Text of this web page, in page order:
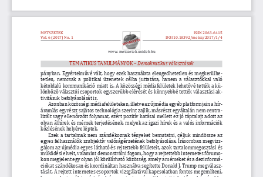
METSZETEK
Vol. 6 (2017) No. 1
ISSN 2063-6415
DOI10.18392/metsz/2017/1/4
www. metszetek.unideb.hu
TEMATIKUS TANULMÁNYOK – Demokratikus választások
pányban. Egyértelművé vált, hogy ezek használata elengedhetetlen és megkerülhe-
tetlen, nemcsak a politikai üzenetek célba juttatása, hanem a választókkal való
kétoldalú kommunikáció miatt is. A közösségi médiafelületek lehetővé tették a kü-
lönböző választói csoportok egyszerűbb elérését és könnyebbé tették választási ak-
tivitásuk befolyásolását is.
Azonban közösségi médiafelületeken, illetve az újmédia egyéb platformjain a hír­
áramlás egyrészt sajátos technológia szerint zajlik, másrészt egyáltalán nem centra-
lizált vagy ellenőrzött folyamat, ezért pozitív hatásai mellett ez jó táptalajt adott az
olyan álhírek és mémek terjedésének, melyek az igazi hírek és a valós információk
közlésének helyére léptek.
Ezek a tartalmak nem szándékoznak tényeket bemutatni, céljuk mindössze az
egyes felhasználók szubjektív valóságérzetének befolyásolása. Írásomban megvizs-
gálom az újmédia egyes látható és rejtettebb felületeit, azok tartalommegosztási és
működési elveit, valamint demonstrálni fogom, hogy a rejtettebb internetes fórumo-
kon megjelent egy olyan jól körülírható közösség, amely a mémeket és a dezinformá-
ciókat szándékosan és koordináltan használva segítette Donald J. Trump megválasz-
tását. A rejtett internetes csoportok vizsgálatával kapcsolatban fontos megemlíteni,